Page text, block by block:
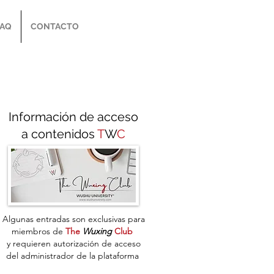
CONTACTO
Información de acceso
a contenidos TWC
Algunas entradas son exclusivas para
miembros de The WuxingClub
y requieren autorización de acceso
del administrador de la plataforma